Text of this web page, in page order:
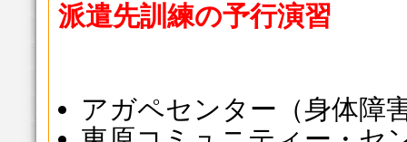
派遣先訓練の予行演習
アガペセンター（身体障